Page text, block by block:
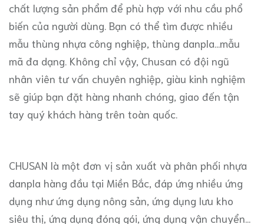
chất lượng sản phẩm để phù hợp với nhu cầu phổ
biến của người dùng. Bạn có thể tìm được nhiều
mẫu thùng nhựa công nghiệp, thùng danpla...mẫu
mã đa dạng. Không chỉ vậy, Chusan có đội ngũ
nhân viên tư vấn chuyên nghiệp, giàu kinh nghiệm
sẽ giúp bạn đặt hàng nhanh chóng, giao đến tận
tay quý khách hàng trên toàn quốc.
CHUSAN là một đơn vị sản xuất và phân phối nhựa
danpla hàng đầu tại Miền Bắc, đáp ứng nhiều ứng
dụng như ứng dụng nông sản, ứng dụng lưu kho
siêu thị, ứng dụng đóng gói, ứng dụng vận chuyển...